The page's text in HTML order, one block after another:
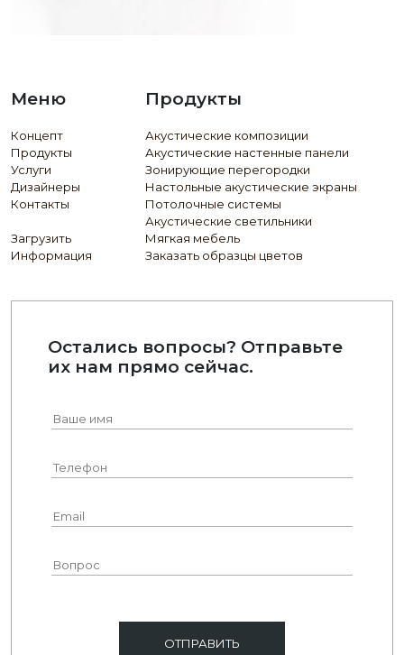
Меню
Концепт
Продукты
Услуги
Дизайнеры
Контакты
Загрузить
Информация
Продукты
Акустические композиции
Акустические настенные панели
Зонирующие перегородки
Настольные акустические экраны
Потолочные системы
Акустические светильники
Мягкая мебель
Заказать образцы цветов
Остались вопросы? Отправьте
их нам прямо сейчас.